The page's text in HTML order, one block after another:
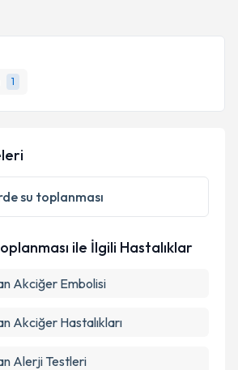
1
işlenmesine ilişkin
ve kişisel verilerimin belirtilen
işlenmesini kabul ediyorum.
su toplanması
ile İlgili Hastalıklar
Akciğer Embolisi
Akciğer Hastalıkları
Alerji Testleri